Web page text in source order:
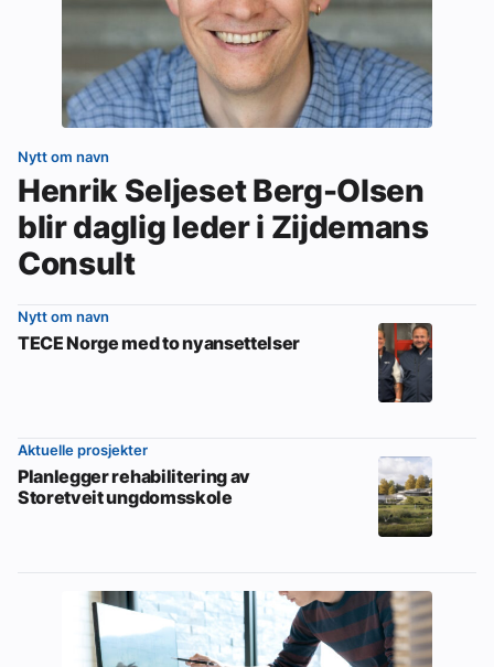
Nytt om navn
Henrik Seljeset Berg-Olsen
blir daglig leder i Zijdemans
Consult
Nytt om navn
TECE Norge med to nyansettelser
Aktuelle prosjekter
Planlegger rehabilitering av
Storetveit ungdomsskole